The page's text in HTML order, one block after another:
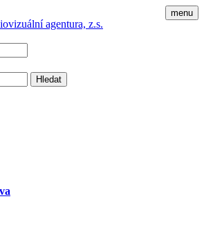
menu
agentura, z.s.
Hledat